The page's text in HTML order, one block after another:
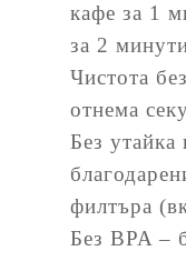
кафе за 1
за 2
Чистота
отнема
Без утайка
филтъра
Без BPA –